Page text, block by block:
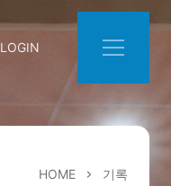
LOGIN
HOME 기록